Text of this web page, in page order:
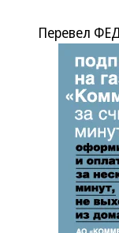
Перевел